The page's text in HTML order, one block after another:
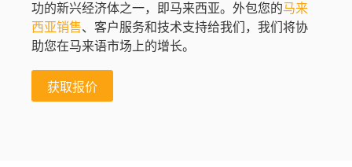
功的新兴经济体之一，即马来西亚。外包您的马来
西亚销售、客户服务和技术支持给我们，我们将协
助您在马来语市场上的增长。
获取报价